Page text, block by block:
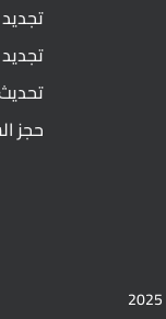
حجز